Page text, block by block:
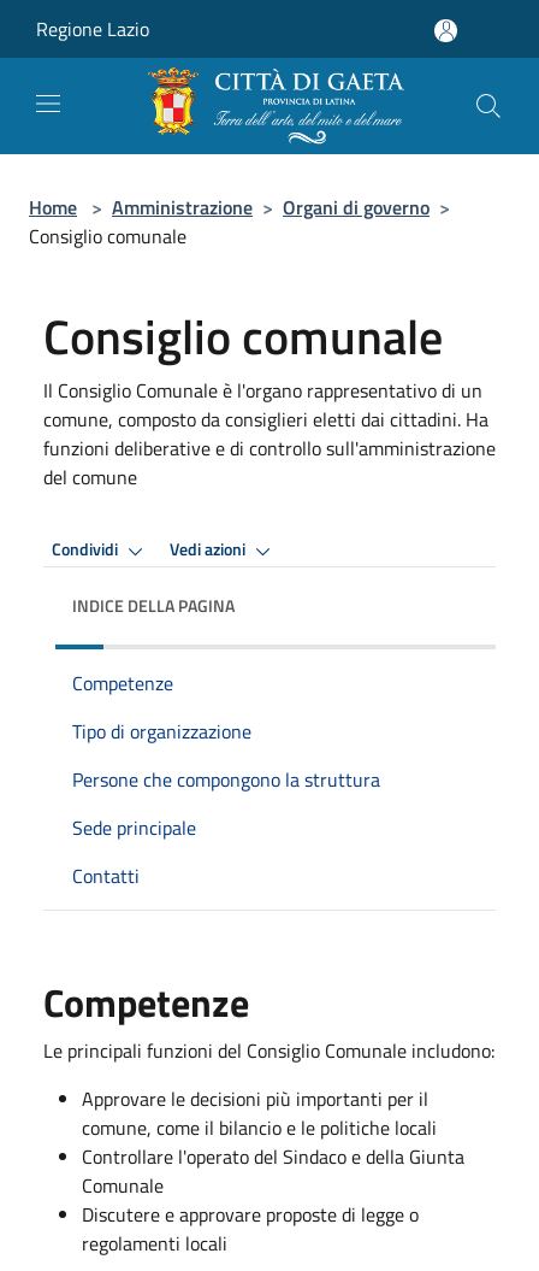
Regione Lazio
Home > Amministrazione > Organi di governo >
Consiglio comunale
Consiglio comunale
Il Consiglio Comunale è l'organo rappresentativo di un
comune, composto da consiglieri eletti dai cittadini. Ha
funzioni deliberative e di controllo sull'amministrazione
del comune
Condividi Vedi azioni
INDICE DELLA PAGINA
Competenze
Tipo di organizzazione
Persone che compongono la struttura
Sede principale
Contatti
Competenze
Le principali funzioni del Consiglio Comunale includono:
Approvare le decisioni più importanti per il
comune, come il bilancio e le politiche locali
Controllare l'operato del Sindaco e della Giunta
Comunale
Discutere e approvare proposte di legge o
regolamenti locali